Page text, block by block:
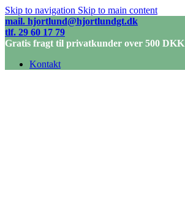
Skip to navigation Skip to main content
mail. hjortlund@hjortlundgt.dk
tlf. 29 60 17 79
Gratis fragt til privatkunder over 500 DKK
Kontakt